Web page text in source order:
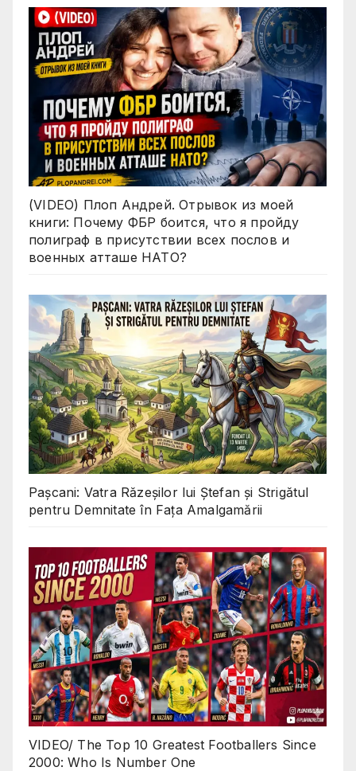
(VIDEO) Плоп Андрей. Отрывок из моей
книги: Почему ФБР боится, что я пройду
полиграф в присутствии всех послов и
военных атташе НАТО?
Pașcani: Vatra Răzeșilor lui Ștefan și Strigătul
pentru Demnitate în Fața Amalgamării
VIDEO/ The Top 10 Greatest Footballers Since
2000: Who Is Number One